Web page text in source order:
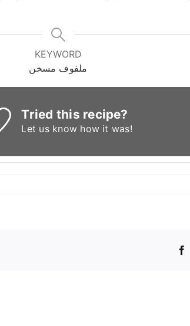
KEYWORD
ملفوف مسخن
Tried this recipe?
Let us know how it was!